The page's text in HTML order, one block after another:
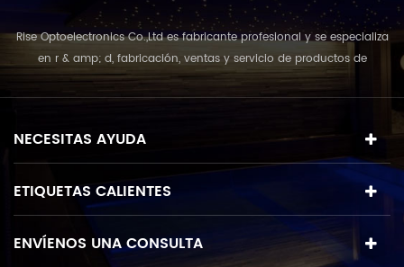
Rise Optoelectronics Co.,Ltd es fabricante profesional y se especializa
en r & amp; d, fabricación, ventas y servicio de productos de
iluminación led, con una amplia variedad de unidades de
iluminación para uso residencial, comercial y de paisaje. con el
destacado", que combina u...
NECESITAS AYUDA
ETIQUETAS CALIENTES
ENVÍENOS UNA CONSULTA